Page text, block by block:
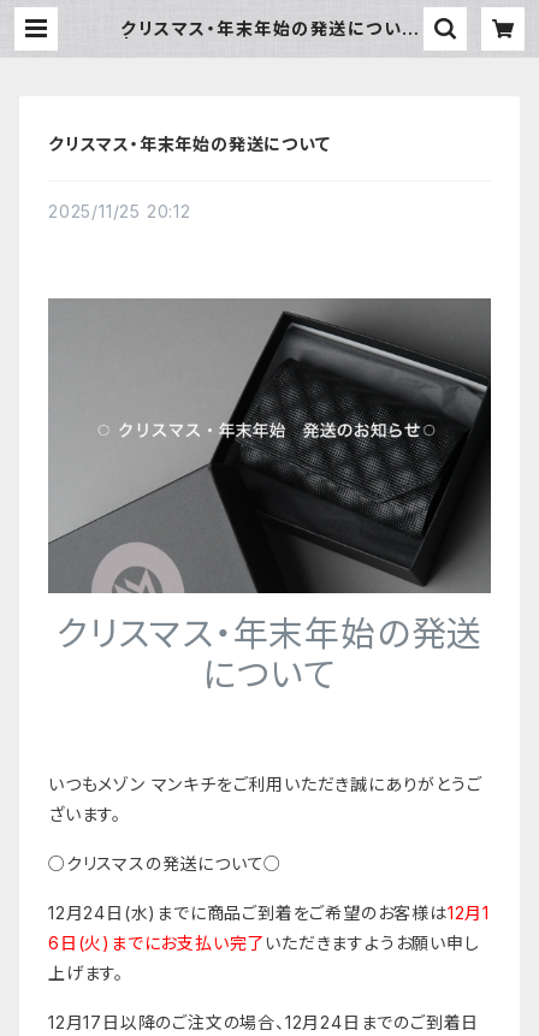
クリスマス・年末年始の発送について
クリスマス・年末年始の発送について
2025/11/25 20:12
クリスマス・年末年始の発送
について
いつもメゾン マンキチをご利用いただき誠にありがとうご
ざいます。
○クリスマスの発送について○
12月24日(水)までに商品ご到着をご希望のお客様は12月1
6日(火)までにお支払い完了いただきますようお願い申し
上げます。
12月17日以降のご注文の場合、12月24日までのご到着日